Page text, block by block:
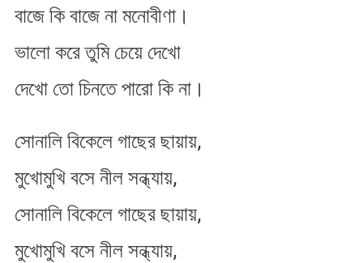
বাজে কি বাজে না মনোবীণা।
ভালো করে তুমি চেয়ে দেখো
দেখো তো চিনতে পারো কি না।
সোনালি বিকেলে গাছের ছায়ায়,
মুখোমুখি বসে নীল সন্ধ্যায়,
সোনালি বিকেলে গাছের ছায়ায়,
মুখোমুখি বসে নীল সন্ধ্যায়,